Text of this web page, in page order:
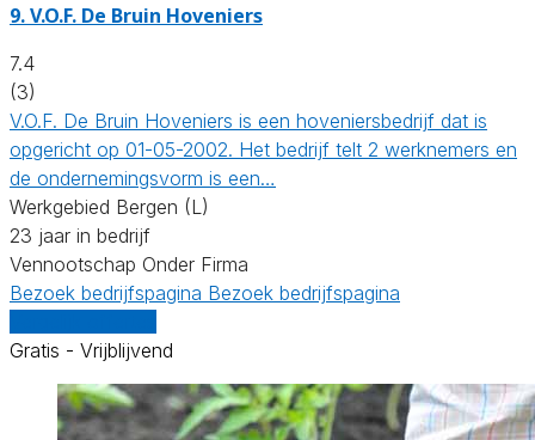
9.V.O.F. De Bruin Hoveniers
7.4
(3)
V.O.F. De Bruin Hoveniers is een hoveniersbedrijf dat is
opgericht op 01-05-2002. Het bedrijf telt 2 werknemers en
de ondernemingsvorm is een…
Werkgebied Bergen (L)
23 jaar in bedrijf
Vennootschap Onder Firma
Bezoek bedrijfspagina Bezoek bedrijfspagina
Gratis - Vrijblijvend